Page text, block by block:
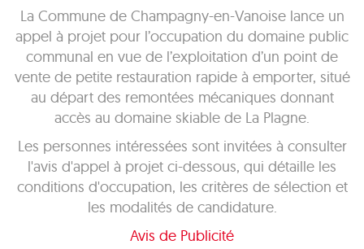
La Commune de Champagny-en-Vanoise lance un
appel à projet pour l’occupation du domaine public
communal en vue de l’exploitation d’un point de
vente de petite restauration rapide à emporter, situé
au départ des remontées mécaniques donnant
accès au domaine skiable de La Plagne.
Les personnes intéressées sont invitées à consulter
l'avis d'appel à projet ci-dessous, qui détaille les
conditions d'occupation, les critères de sélection et
les modalités de candidature.
Avis de Publicité